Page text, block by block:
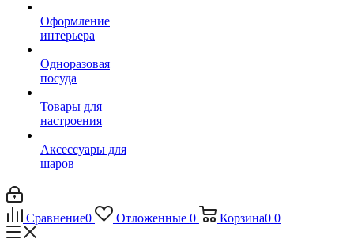
Оформление
интерьера
Одноразовая
посуда
Товары для
настроения
Аксессуары для
шаров
Сравнение0 Отложенные 0 Корзина0 0